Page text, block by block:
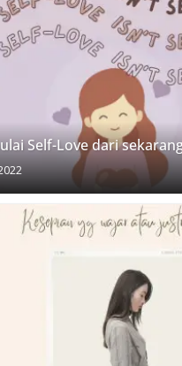
Self-Love dari